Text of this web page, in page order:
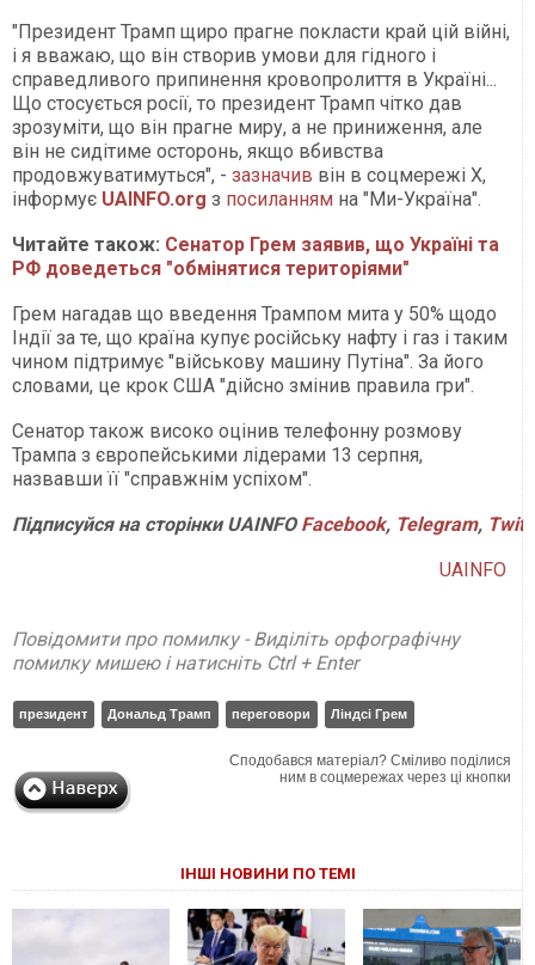
"Президент Трамп щиро прагне покласти край цій війні,
і я вважаю, що він створив умови для гідного і
справедливого припинення кровопролиття в Україні...
Що стосується росії, то президент Трамп чітко дав
зрозуміти, що він прагне миру, а не приниження, але
він не сидітиме осторонь, якщо вбивства
продовжуватимуться", - зазначив він в соцмережі Х,
інформує UAINFO.org з посиланням на "Ми-Україна".
Читайте також: Сенатор Грем заявив, що Україні та
РФ доведеться "обмінятися територіями"
Грем нагадав що введення Трампом мита у 50% щодо
Індії за те, що країна купує російську нафту і газ і таким
чином підтримує "військову машину Путіна". За його
словами, це крок США "дійсно змінив правила гри".
Сенатор також високо оцінив телефонну розмову
Трампа з європейськими лідерами 13 серпня,
назвавши її "справжнім успіхом".
ПідписуйсянасторінкиUAINFO Facebook, Telegram,
UAINFO
Повідомити про помилку - Виділіть орфографічну
помилку мишею і натисніть Ctrl + Enter
президент Дональд Трамп переговори Ліндсі Грем
Сподобався матеріал? Сміливо поділися
ним в соцмережах через ці кнопки
ІНШІ НОВИНИ ПО ТЕМІ